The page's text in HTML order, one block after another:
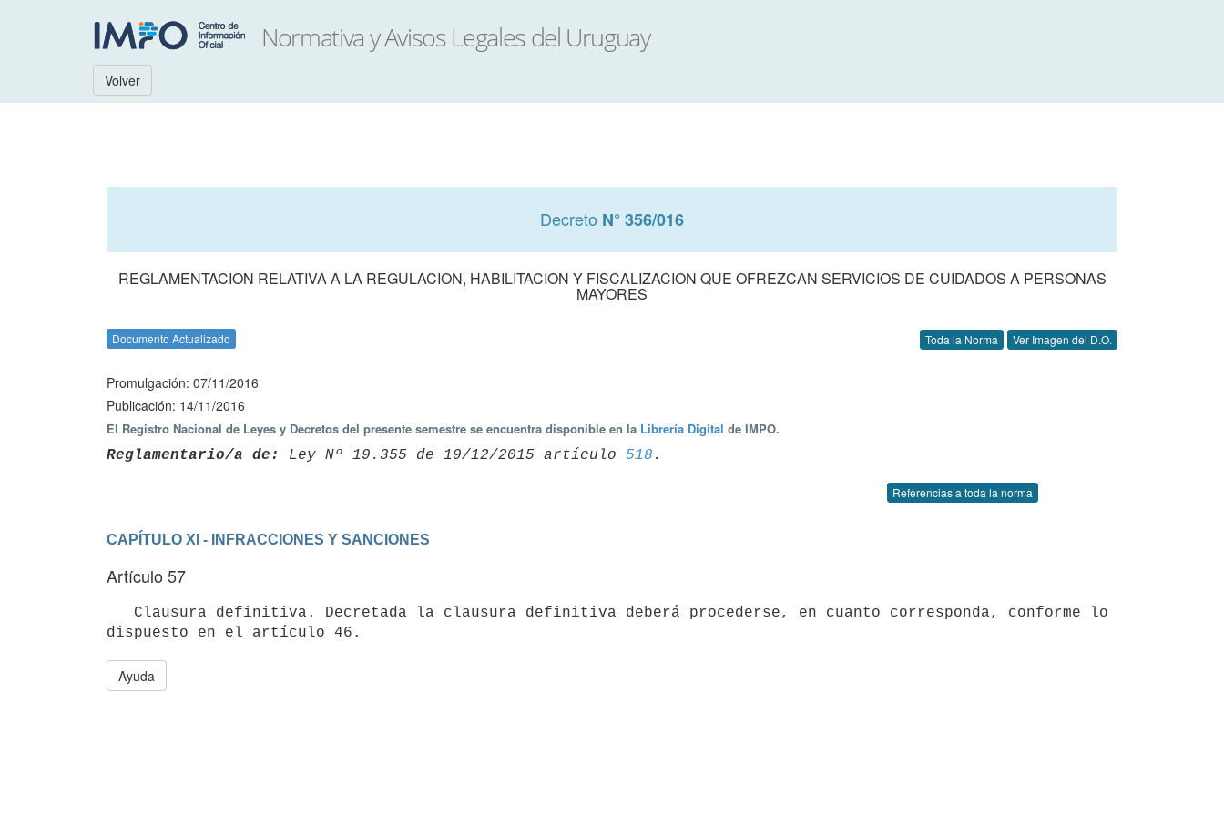
Volver
Decreto N° 356/016
REGLAMENTACION RELATIVA A LA REGULACION, HABILITACION Y FISCALIZACION QUE OFREZCAN SERVICIOS DE CUIDADOS A PERSONAS
MAYORES
Documento Actualizado Toda la Norma Ver Imagen del D.O.
Promulgación: 07/11/2016
Publicación: 14/11/2016
El Registro Nacional de Leyes y Decretos del presente semestre se encuentra disponible en la Librería Digital de IMPO.
Reglamentario/a de: Ley Nº 19.355 de 19/12/2015 artículo 518
Referencias a toda la norma
CAPÍTULO XI - INFRACCIONES Y SANCIONES
Artículo 57
dispuesto en el artículo 46.
Ayuda